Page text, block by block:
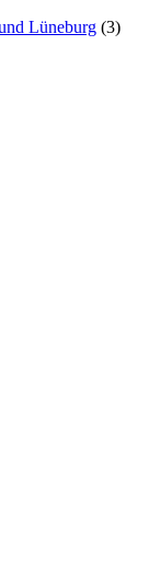
Lüneburg (3)